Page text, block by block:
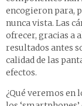
encogieron para,
nunca vista. Las
ofrecer, gracias a
resultados antes
calidad de las
efectos.
¿Qué veremos en